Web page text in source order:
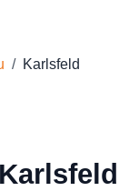
Karlsfeld